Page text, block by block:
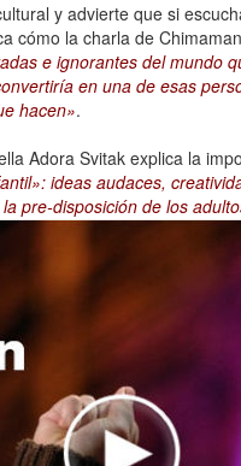
y advierte que si
cómo la charla de
e ignorantes del mundo
en una de esas
hacen».
Adora Svitak explica la
ideas audaces,
pre-disposición de los